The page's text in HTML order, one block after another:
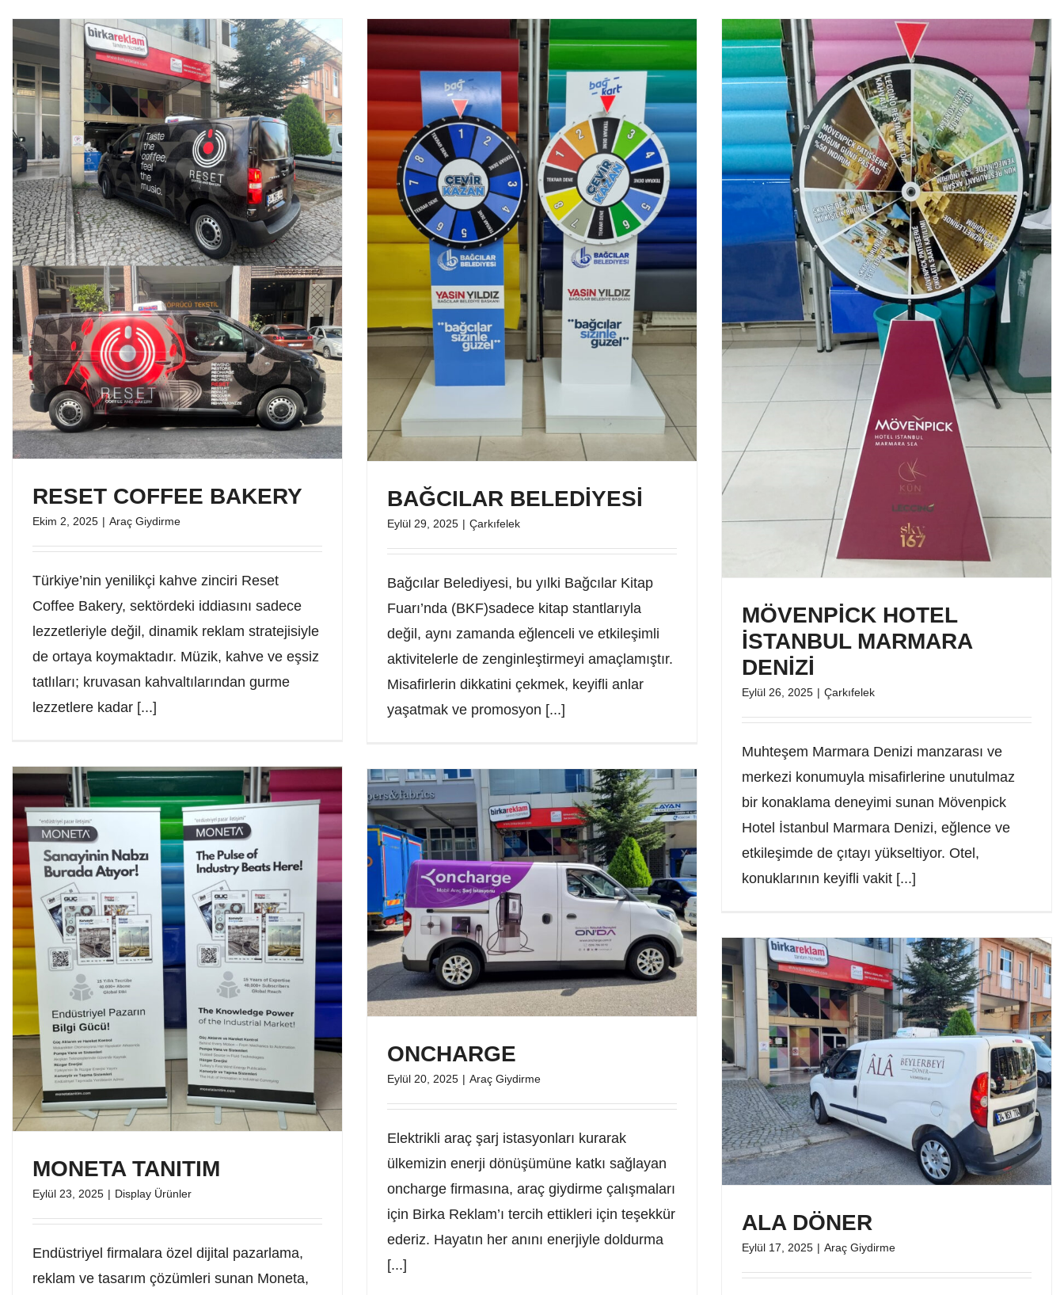
RESET COFFEE BAKERY
Ekim 2, 2025 | Araç Giydirme
Türkiye’nin yenilikçi kahve zinciri Reset
Coffee Bakery, sektördeki iddiasını sadece
lezzetleriyle değil, dinamik reklam stratejisiyle
de ortaya koymaktadır. Müzik, kahve ve eşsiz
tatlıları; kruvasan kahvaltılarından gurme
lezzetlere kadar [...]
BAĞCILAR BELEDİYESİ
Eylül 29, 2025 | Çarkıfelek
Bağcılar Belediyesi, bu yılki Bağcılar Kitap
Fuarı’nda (BKF)sadece kitap stantlarıyla
değil, aynı zamanda eğlenceli ve etkileşimli
aktivitelerle de zenginleştirmeyi amaçlamıştır.
Misafirlerin dikkatini çekmek, keyifli anlar
yaşatmak ve promosyon [...]
MÖVENPİCK HOTEL
İSTANBUL MARMARA
DENİZİ
Eylül 26, 2025 | Çarkıfelek
Muhteşem Marmara Denizi manzarası ve
merkezi konumuyla misafirlerine unutulmaz
bir konaklama deneyimi sunan Mövenpick
Hotel İstanbul Marmara Denizi, eğlence ve
etkileşimde de çıtayı yükseltiyor. Otel,
konuklarının keyifli vakit [...]
MONETA TANITIM
Eylül 23, 2025 | Display Ürünler
Endüstriyel firmalara özel dijital pazarlama,
reklam ve tasarım çözümleri sunan Moneta,
ONCHARGE
Eylül 20, 2025 | Araç Giydirme
Elektrikli araç şarj istasyonları kurarak
ülkemizin enerji dönüşümüne katkı sağlayan
oncharge firmasına, araç giydirme çalışmaları
için Birka Reklam’ı tercih ettikleri için teşekkür
ederiz. Hayatın her anını enerjiyle doldurma
[...]
ALA DÖNER
Eylül 17, 2025 | Araç Giydirme